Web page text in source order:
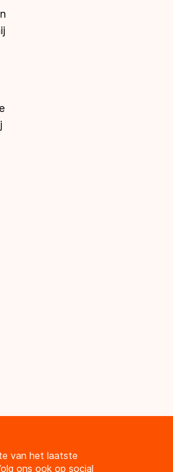
van het laatste
ons ook op social